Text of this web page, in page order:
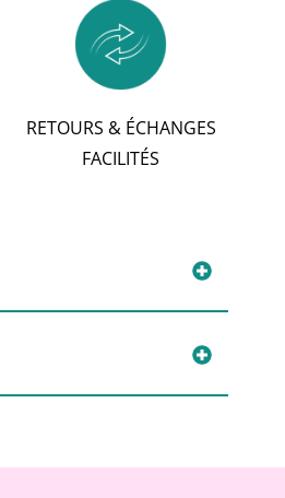
RETOURS & ÉCHANGES
FACILITÉS